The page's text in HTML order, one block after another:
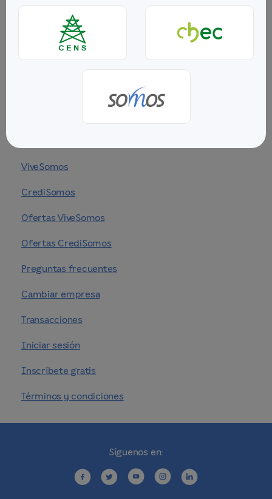
Línea de contacto
Llámanos al (604) 44 44 800
Encuéntranos e inscríbete
clic aquí
ViveSomos
CrediSomos
Ofertas ViveSomos
Ofertas CrediSomos
Preguntas frecuentes
Cambiar empresa
Transacciones
Iniciar sesión
Inscríbete gratis
Términos y condiciones
Síguenos en: